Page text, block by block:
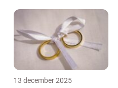
13 december 2025